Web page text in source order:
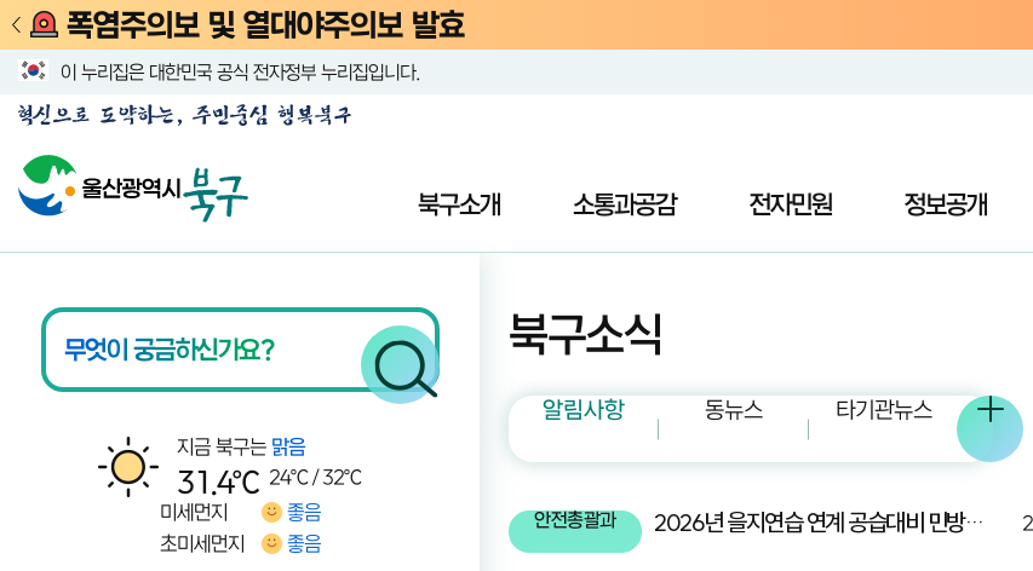
폭염주의보 및 열대야주의보 발효
이 누리집은 대한민국 공식 전자정부 누리집입니다.
북구소개 소통과공감 전자민원 정보공개
북구 날씨
지금 북구는 맑음
31.4℃ 24℃ /32℃
미세먼지
좋음
초미세먼지
좋음
북구소식
알림사항
안전총괄과 2026년 을지연습 연계 공습대비 민방위 대피훈련 홍보
동뉴스 타기관뉴스